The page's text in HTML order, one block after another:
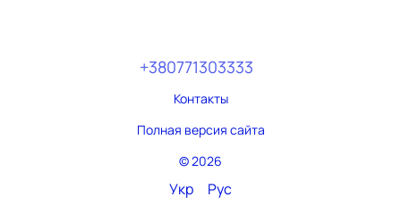
+380771303333
Контакты
Полная версия сайта
© 2026
Укр Рус